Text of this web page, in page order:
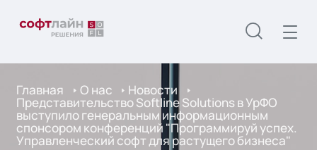
Главная О нас Новости
Представительство Softline Solutions в УрФО
выступило генеральным информационным
спонсором конференций "Программируй успех.
Управленческий софт для растущего бизнеса"